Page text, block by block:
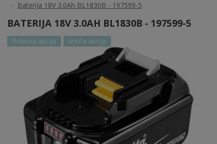
Baterija 18V 3.0Ah BL1830B - 197599-5
BATERIJA 18V 3.0AH BL1830B - 197599-5
Poletna akcija Vroča akcija